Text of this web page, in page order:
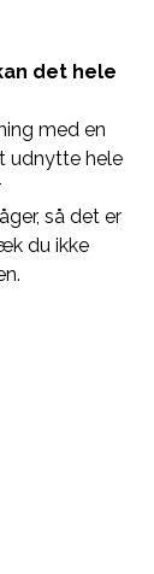
det hele
med en
udnytte hele
så det er
du ikke